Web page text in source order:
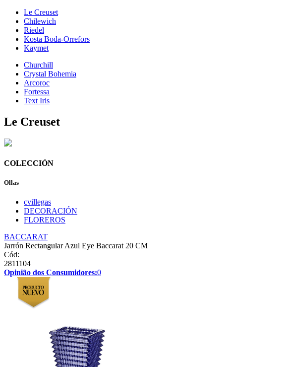
Le Creuset
Chilewich
Riedel
Kosta Boda-Orrefors
Kaymet
Churchill
Crystal Bohemia
Arcoroc
Fortessa
Text Iris
Le Creuset
COLECCIÓN
Ollas
cvillegas
DECORACIÓN
FLOREROS
BACCARAT
Jarrón Rectangular Azul Eye Baccarat 20 CM
Cód:
2811104
Opinião dos Consumidores:0